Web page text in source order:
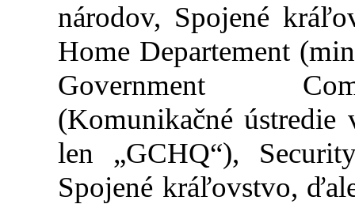
národov, Spojené
Home Departement
Government
(Komunikačné
len „GCHQ“),
Spojené kráľovstvo,